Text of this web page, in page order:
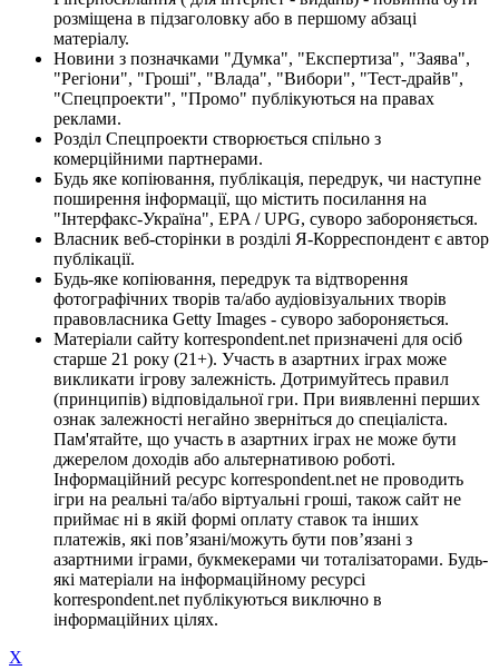
розміщена в підзаголовку або в першому абзаці
матеріалу.
Новини з позначками "Думка", "Експертиза", "Заява",
"Регіони", "Гроші", "Влада", "Вибори", "Тест-драйв",
"Спецпроекти", "Промо" публікуються на правах
реклами.
Розділ Спецпроекти створюється спільно з
комерційними партнерами.
Будь яке копіювання, публікація, передрук, чи наступне
поширення інформації, що містить посилання на
"Інтерфакс-Україна", EPA / UPG, суворо забороняється.
Власник веб-сторінки в розділі Я-Корреспондент є автор
публікації.
Будь-яке копіювання, передрук та відтворення
фотографічних творів та/або аудіовізуальних творів
правовласника Getty Images - суворо забороняється.
Матеріали сайту korrespondent.net призначені для осіб
старше 21 року (21+). Участь в азартних іграх може
викликати ігрову залежність. Дотримуйтесь правил
(принципів) відповідальної гри. При виявленні перших
ознак залежності негайно зверніться до спеціаліста.
Пам'ятайте, що участь в азартних іграх не може бути
джерелом доходів або альтернативою роботі.
Інформаційний ресурс korrespondent.net не проводить
ігри на реальні та/або віртуальні гроші, також сайт не
приймає ні в якій формі оплату ставок та інших
платежів, які пов’язані/можуть бути пов’язані з
азартними іграми, букмекерами чи тоталізаторами. Будь-
які матеріали на інформаційному ресурсі
korrespondent.net публікуються виключно в
інформаційних цілях.
X